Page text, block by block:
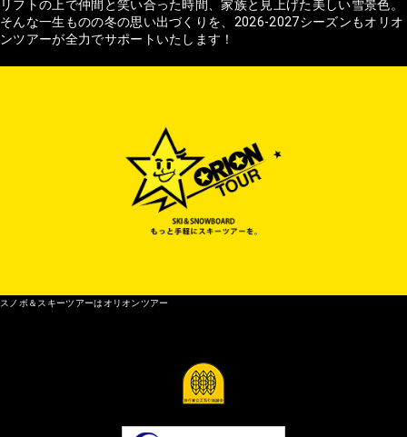
リフトの上で仲間と笑い合った時間、家族と見上げた美しい雪景色。
そんな一生ものの冬の思い出づくりを、2026-2027シーズンもオリオ
ンツアーが全力でサポートいたします！
スノボ＆スキーツアーはオリオンツアー